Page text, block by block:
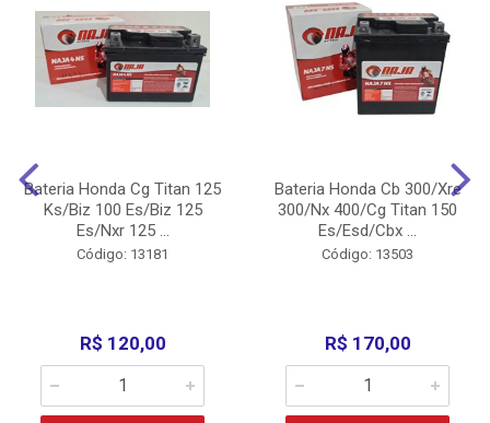
Bateria Honda Cg Titan 125
Ks/Biz 100 Es/Biz 125
Es/Nxr 125 ...
Código: 13181
R$ 120,00
Bateria Honda Cb 300/Xre
300/Nx 400/Cg Titan 150
Es/Esd/Cbx ...
Código: 13503
R$ 170,00